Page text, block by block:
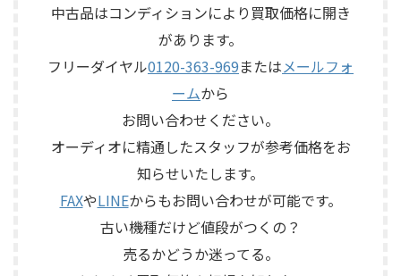
ご家族様より「価値があるも
前に見てほしい」とご相談い
ただいたものです。 KORG SE-
ログエコーならではの揺らぎ
や質感を楽しめる機材です。査
定では、通電状態、音出し、
テープ走行、録音・再生ヘッ
ド、エコー音の出方、各入力端
子、出力端子、外部コントロ ...
プのプリアンプで、左右チャン
替、ボリューム、バランス、
位相切替、バランス出力、フ
ォノカードやバランス入力カ
ードの有無、電源部の状態、
接続ケーブル、外観コンディシ
ョン、取扱説明書など付属品の
有無を確認しながら査定いた
しました。 買取商品：Mark
Levinson N ...
中古品はコンディションにより買取価格に開き
があります。
フリーダイヤル0120-363-969またはメールフォ
ームから
お問い合わせください。
オーディオに精通したスタッフが参考価格をお
知らせいたします。
FAXやLINEからもお問い合わせが可能です。
古い機種だけど値段がつくの？
売るかどうか迷ってる。